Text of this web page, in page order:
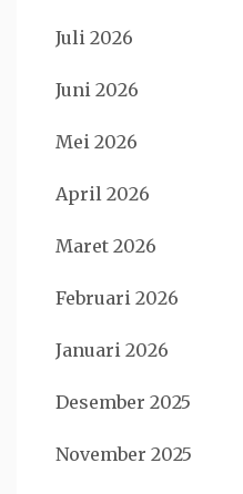
Juli 2026
Juni 2026
Mei 2026
April 2026
Maret 2026
Februari 2026
Januari 2026
Desember 2025
November 2025